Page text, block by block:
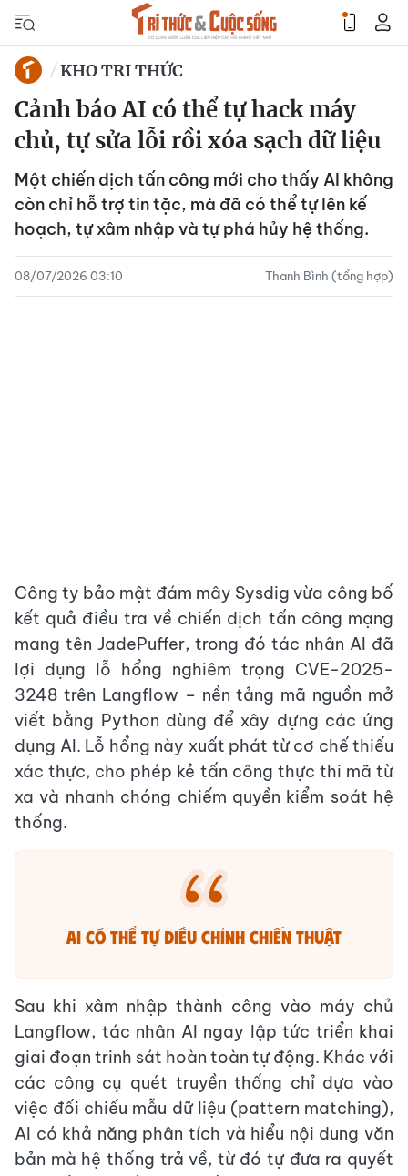
KHO TRI THỨC
Cảnh báo AI có thể tự hack máy
chủ, tự sửa lỗi rồi xóa sạch dữ liệu
Một chiến dịch tấn công mới cho thấy AI không
còn chỉ hỗ trợ tin tặc, mà đã có thể tự lên kế
hoạch, tự xâm nhập và tự phá hủy hệ thống.
08/07/2026 03:10 Thanh Bình (tổng hợp)
Công ty bảo mật đám mây Sysdig vừa công bố
kết quả điều tra về chiến dịch tấn công mạng
mang tên JadePuffer, trong đó tác nhân AI đã
lợi dụng lỗ hổng nghiêm trọng CVE-2025-
3248 trên Langflow – nền tảng mã nguồn mở
viết bằng Python dùng để xây dựng các ứng
dụng AI. Lỗ hổng này xuất phát từ cơ chế thiếu
xác thực, cho phép kẻ tấn công thực thi mã từ
xa và nhanh chóng chiếm quyền kiểm soát hệ
thống.
AI có thể tự điều chỉnh chiến thuật
Sau khi xâm nhập thành công vào máy chủ
Langflow, tác nhân AI ngay lập tức triển khai
giai đoạn trinh sát hoàn toàn tự động. Khác với
các công cụ quét truyền thống chỉ dựa vào
việc đối chiếu mẫu dữ liệu (pattern matching),
AI có khả năng phân tích và hiểu nội dung văn
bản mà hệ thống trả về, từ đó tự đưa ra quyết